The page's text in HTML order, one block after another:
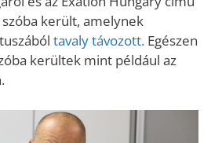
került, amelynek
tavaly távozott. Egészen
kerültek mint például az